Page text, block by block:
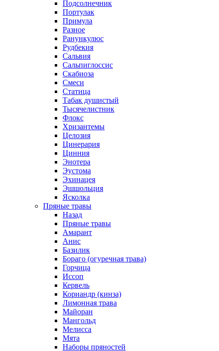
Подсолнечник
Портулак
Примула
Разное
Ранункулюс
Рудбекия
Сальвия
Сальпиглоссис
Скабиоза
Смеси
Статица
Табак душистый
Тысячелистник
Флокс
Хризантемы
Целозия
Цинерария
Цинния
Энотера
Эустома
Эхинацея
Эшшольция
Ясколка
Пряные травы
Назад
Пряные травы
Амарант
Анис
Базилик
Бораго (огуречная трава)
Горчица
Иссоп
Кервель
Кориандр (кинза)
Лимонная трава
Майоран
Мангольд
Мелисса
Мята
Наборы пряностей